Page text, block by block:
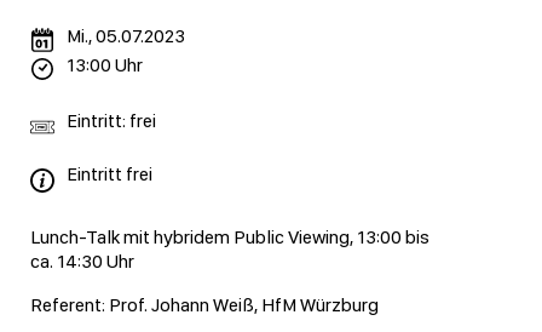
Lunch-Talk mit hybridem Public Viewing, 13:00 bis
ca. 14:30 Uhr
Referent: Prof. Johann Weiß, HfM Würzburg
Mi., 05.07.2023
13:00 Uhr
Eintritt: frei
Eintritt frei